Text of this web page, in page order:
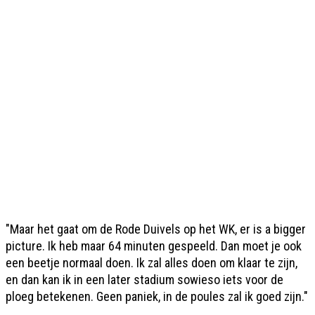
"Maar het gaat om de Rode Duivels op het WK, er is a bigger
picture. Ik heb maar 64 minuten gespeeld. Dan moet je ook
een beetje normaal doen. Ik zal alles doen om klaar te zijn,
en dan kan ik in een later stadium sowieso iets voor de
ploeg betekenen. Geen paniek, in de poules zal ik goed zijn."